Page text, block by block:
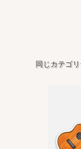
同じカテゴ